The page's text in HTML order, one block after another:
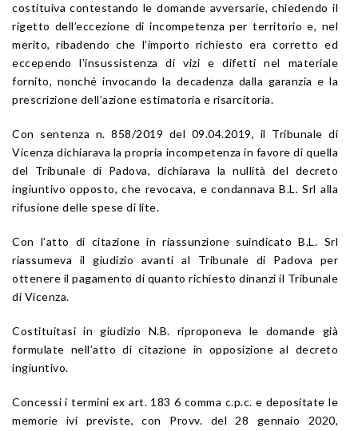
costituiva contestando le domande avversarie, chiedendo il
rigetto dell’eccezione di incompetenza per territorio e, nel
merito, ribadendo che l’importo richiesto era corretto ed
eccependo l’insussistenza di vizi e difetti nel materiale
fornito, nonché invocando la decadenza dalla garanzia e la
prescrizione dell’azione estimatoria e risarcitoria.
Con sentenza n. 858/2019 del 09.04.2019, il Tribunale di
Vicenza dichiarava la propria incompetenza in favore di quella
del Tribunale di Padova, dichiarava la nullità del decreto
ingiuntivo opposto, che revocava, e condannava B.L. Srl alla
rifusione delle spese di lite.
Con l’atto di citazione in riassunzione suindicato B.L. Srl
riassumeva il giudizio avanti al Tribunale di Padova per
ottenere il pagamento di quanto richiesto dinanzi il Tribunale
di Vicenza.
Costituitasi in giudizio N.B. riproponeva le domande già
formulate nell’atto di citazione in opposizione al decreto
ingiuntivo.
Concessi i termini ex art. 183 6 comma c.p.c. e depositate le
memorie ivi previste, con Provv. del 28 gennaio 2020,